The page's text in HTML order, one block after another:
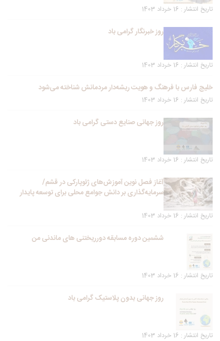
تاریخ انتشار : 16 خرداد 1403
روز خبرنگار گرامی باد
تاریخ انتشار : 16 خرداد 1403
خلیج فارس با فرهنگ و هویت ریشه‌دار مردمانش شناخته می‌شود
تاریخ انتشار : 16 خرداد 1403
روز جهانی صنایع دستی گرامی باد
تاریخ انتشار : 16 خرداد 1403
آغاز فصل نوین آموزش‌های ژئوپارکی در قشم/
سرمایه‌گذاری بر دانش جوامع محلی برای توسعه پایدار
تاریخ انتشار : 16 خرداد 1403
ششمین دوره مسابقه دورریختنی های ماندنی من
تاریخ انتشار : 16 خرداد 1403
روز جهانی بدون پلاستیک گرامی باد
تاریخ انتشار : 16 خرداد 1403